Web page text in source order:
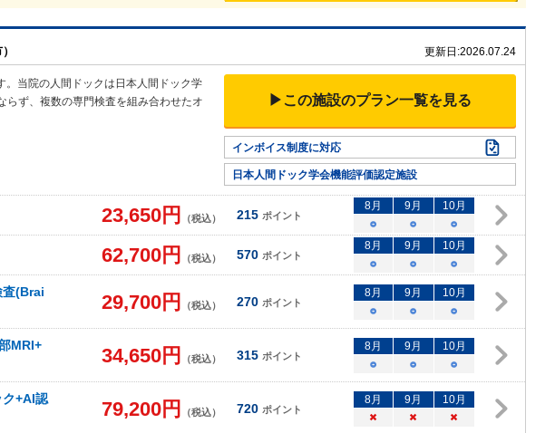
更新日:2026.07.24
当院の人間ドックは日本人間ドック学
らず、複数の専門検査を組み合わせたオ
▶この施設のプラン一覧を見る
インボイス制度に対応
日本人間ドック学会機能評価認定施設
23,650円 （税込） 215 ポイント
8月 9月 10月
○
○ ○
62,700円 （税込） 570 ポイント
8月 9月 10月
○
○ ○
査(Brai
29,700円 （税込） 270 ポイント
8月 9月 10月
○
○ ○
MRI+
34,650円 （税込） 315 ポイント
8月 9月 10月
○
○ ○
ク+AI認
79,200円 （税込） 720 ポイント
8月 9月 10月
×
× ×